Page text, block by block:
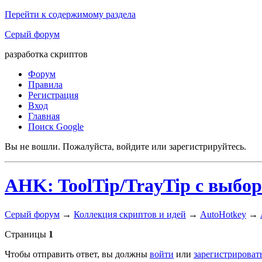
Перейти к содержимому раздела
Серый форум
разработка скриптов
Форум
Правила
Регистрация
Вход
Главная
Поиск Google
Вы не вошли. Пожалуйста, войдите или зарегистрируйтесь.
AHK: ToolTip/TrayTip с
Серый форум → Коллекция скриптов и идей → AutoHotkey →
Страницы 1
Чтобы отправить ответ, вы должны войти или